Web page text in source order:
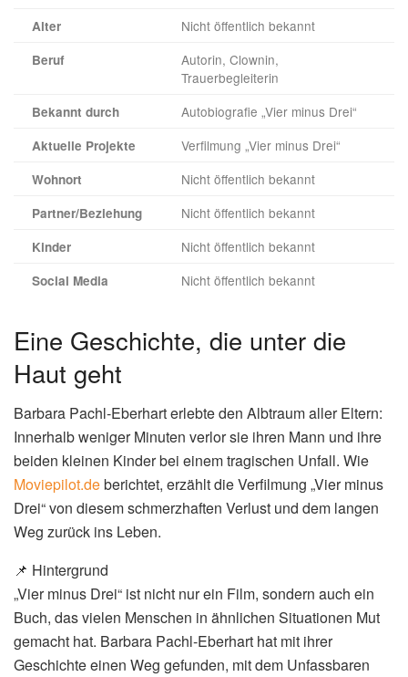
Alter Nicht öffentlich bekannt
Beruf
Autorin, Clownin,
Trauerbegleiterin
Bekannt durch Autobiografie „Vier minus Drei“
Aktuelle Projekte Verfilmung „Vier minus Drei“
Wohnort Nicht öffentlich bekannt
Partner/Beziehung Nicht öffentlich bekannt
Kinder Nicht öffentlich bekannt
Social Media Nicht öffentlich bekannt
Eine Geschichte, die unter die
Haut geht
Barbara Pachl-Eberhart erlebte den Albtraum aller Eltern:
Innerhalb weniger Minuten verlor sie ihren Mann und ihre
beiden kleinen Kinder bei einem tragischen Unfall. Wie
Moviepilot.deberichtet, erzählt die Verfilmung „Vier minus
Drei“ von diesem schmerzhaften Verlust und dem langen
Weg zurück ins Leben.
📌 Hintergrund
„Vier minus Drei“ ist nicht nur ein Film, sondern auch ein
Buch, das vielen Menschen in ähnlichen Situationen Mut
gemacht hat. Barbara Pachl-Eberhart hat mit ihrer
Geschichte einen Weg gefunden, mit dem Unfassbaren